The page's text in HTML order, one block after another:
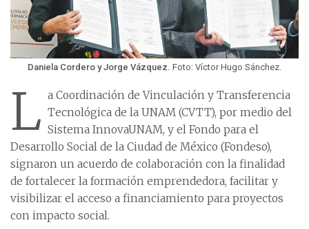
Daniela Cordero y Jorge Vázquez. Foto: Víctor Hugo Sánchez.
L a Coordinación de Vinculación y Transferencia
Tecnológica de la UNAM (CVTT), por medio del
Sistema InnovaUNAM, y el Fondo para el
Desarrollo Social de la Ciudad de México (Fondeso),
signaron un acuerdo de colaboración con la finalidad
de fortalecer la formación emprendedora, facilitar y
visibilizar el acceso a financiamiento para proyectos
con impacto social.